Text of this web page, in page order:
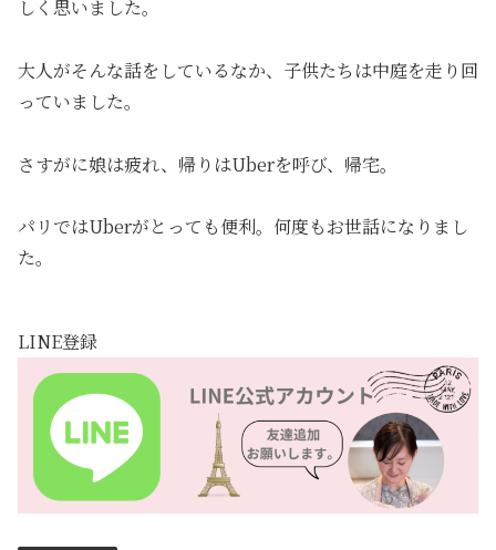
しく思いました。
大人がそんな話をしているなか、子供たちは中庭を走り回
っていました。
さすがに娘は疲れ、帰りはUberを呼び、帰宅。
パリではUberがとっても便利。何度もお世話になりまし
た。
LINE登録